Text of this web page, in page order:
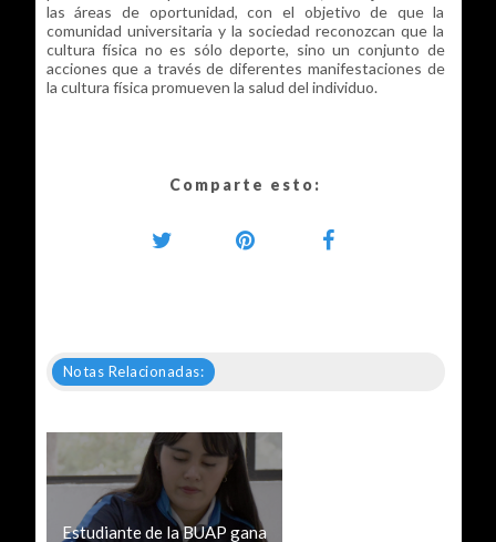
las áreas de oportunidad, con el objetivo de que la
comunidad universitaria y la sociedad reconozcan que la
cultura física no es sólo deporte, sino un conjunto de
acciones que a través de diferentes manifestaciones de
la cultura física promueven la salud del individuo.
Comparte esto:
Notas Relacionadas:
Estudiante de la BUAP gana